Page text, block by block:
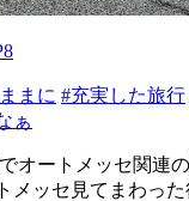
まに #充実した旅行
ぁ
オートメッセ関連
メッセ見てまわっ